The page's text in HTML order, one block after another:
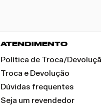
ATENDIMENTO
Política de Troca/
Troca e Devolução
Dúvidas frequentes
Seja um revendedor